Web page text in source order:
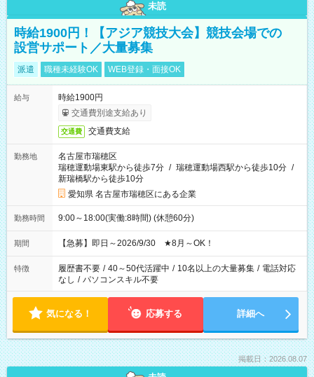
未読
時給1900円！【アジア競技大会】競技会場での
設営サポート／大量募集
派遣 職種未経験OK WEB登録・面接OK
給与
時給1900円
交通費別途支給あり
交通費 交通費支給
勤務地
名古屋市瑞穂区
瑞穂運動場東駅から徒歩7分 / 瑞穂運動場西駅から徒歩10分 /
新瑞橋駅から徒歩10分
愛知県 名古屋市瑞穂区にある企業
勤務時間 9:00～18:00(実働:8時間) (休憩60分)
期間 【急募】即日～2026/9/30 ★8月～OK！
特徴 履歴書不要 / 40～50代活躍中 / 10名以上の大量募集 / 電話対応
なし / パソコンスキル不要
気になる！ 応募する 詳細へ
掲載日：2026.08.07